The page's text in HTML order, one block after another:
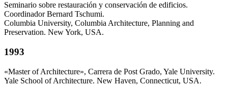
Seminario sobre restauración y conservación de edificios.
Coordinador Bernard Tschumi.
Columbia University, Columbia Architecture, Planning and
Preservation. New York, USA.
1993
«Master of Architecture», Carrera de Post Grado, Yale University.
Yale School of Architecture. New Haven, Connecticut, USA.